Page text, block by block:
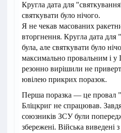
Кругла дата для
святкувати було нічого.
Я не чекав масованих
вторгнення. Кругла дата для
була, але святкувати було
максимально провальним і у
резонно вирішили не
ювілею прикрих поразок.
Перша поразка — це провал
Бліцкриг не спрацював.
союзників ЗСУ були
збережені. Війська виведені